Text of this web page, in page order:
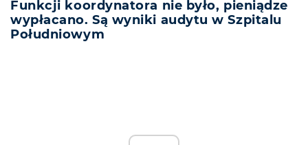
Funkcji koordynatora nie było, pieniądze
wypłacano. Są wyniki audytu w Szpitalu
Południowym